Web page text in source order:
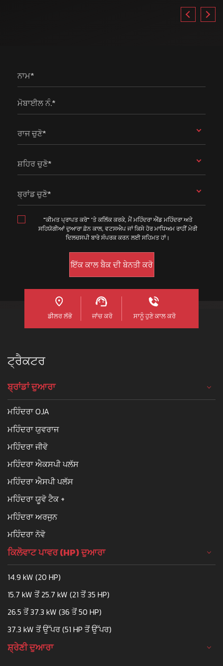
ਨਾਮ*
ਮੋਬਾਈਲ ਨੰ.*
ਰਾਜ ਚੁਣੋ*
ਸ਼ਹਿਰ ਚੁਣੋ*
ਬ੍ਰਾਂਡ ਚੁਣੋ*
"ਕੀਮਤ ਪ੍ਰਾਪਤ ਕਰੋ" 'ਤੇ ਕਲਿੱਕ ਕਰਕੇ, ਮੈਂ ਮਹਿੰਦਰਾ ਐਂਡ ਮਹਿੰਦਰਾ ਅਤੇ
ਸਹਿਯੋਗੀਆਂ ਦੁਆਰਾ ਫ਼ੋਨ ਕਾਲ, ਵਟਸਐਪ ਜਾਂ ਕਿਸੇ ਹੋਰ ਮਾਧਿਅਮ ਰਾਹੀਂ ਮੇਰੀ
ਦਿਲਚਸਪੀ ਬਾਰੇ ਸੰਪਰਕ ਕਰਨ ਲਈ ਸਹਿਮਤ ਹਾਂ।
ਡੀਲਰ ਲੱਭੋ ਜਾਂਚ ਕਰੋ ਸਾਨੂੰ ਹੁਣੇ ਕਾਲ ਕਰੋ
ਟ੍ਰੈਕਟਰ
ਬ੍ਰਾਂਡਾਂ ਦੁਆਰਾ
ਮਹਿੰਦਰਾ OJA
ਮਹਿੰਦਰਾ ਯੁਵਰਾਜ
ਮਹਿੰਦਰਾ ਜੀਵੋ
ਮਹਿੰਦਰਾ ਐਕਸਪੀ ਪਲੱਸ
ਮਹਿੰਦਰਾ ਐਸਪੀ ਪਲੱਸ
ਮਹਿੰਦਰਾ ਯੂਵੋ ਟੈਕ +
ਮਹਿੰਦਰਾ ਅਰਜੁਨ
ਮਹਿੰਦਰਾ ਨੋਵੋ
ਕਿਲੋਵਾਟ ਪਾਵਰ (HP) ਦੁਆਰਾ
14.9 kW (20 HP)
15.7 kW ਤੋਂ 25.7 kW (21 ਤੋਂ 35 HP)
26.5 ਤੋਂ 37.3 kW (36 ਤੋਂ 50 HP)
37.3 kW ਤੋਂ ਉੱਪਰ (51 HP ਤੋਂ ਉੱਪਰ)
ਸ਼੍ਰੇਣੀ ਦੁਆਰਾ